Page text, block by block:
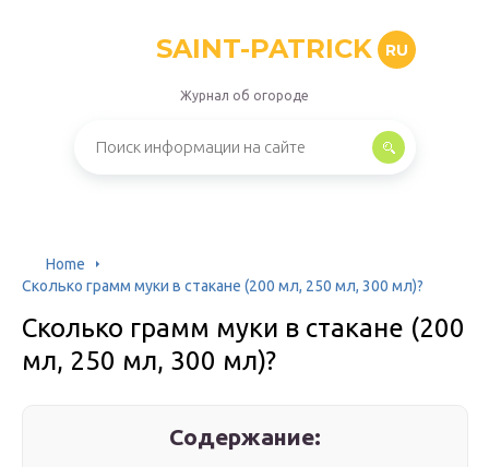
SAINT-PATRICK RU
Журнал об огороде
Home
Сколько грамм муки в стакане (200 мл, 250 мл, 300 мл)?
Сколько грамм муки в стакане (200
мл, 250 мл, 300 мл)?
Содержание: